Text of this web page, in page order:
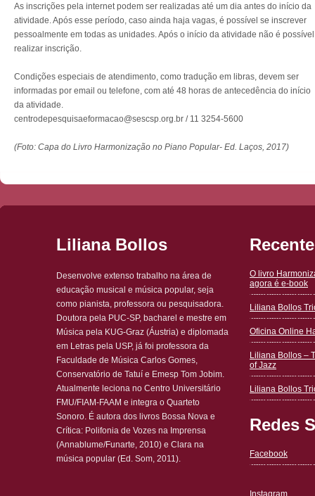
As inscrições pela internet podem ser realizadas até um dia antes do início da
atividade. Após esse período, caso ainda haja vagas, é possível se inscrever
pessoalmente em todas as unidades. Após o início da atividade não é possível
realizar inscrição.
Condições especiais de atendimento, como tradução em libras, devem ser
informadas por email ou telefone, com até 48 horas de antecedência do início
da atividade.
centrodepesquisaeformacao@sescsp.org.br / 11 3254-5600
(Foto: Capa do Livro Harmonização no Piano Popular- Ed. Laços, 2017)
Liliana Bollos
Desenvolve extenso trabalho na área de
educação musical e música popular, seja
como pianista, professora ou pesquisadora.
Doutora pela PUC-SP, bacharel e mestre em
Música pela KUG-Graz (Áustria) e diplomada
em Letras pela USP, já foi professora da
Faculdade de Música Carlos Gomes,
Conservatório de Tatuí e Emesp Tom Jobim.
Atualmente leciona no Centro Universitário
FMU/FIAM-FAAM e integra o Quarteto
Sonoro. É autora dos livros Bossa Nova e
Crítica: Polifonia de Vozes na Imprensa
(Annablume/Funarte, 2010) e Clara na
música popular (Ed. Som, 2011).
O livro
agora é e-book
Liliana Bollos
Oficina Online
Liliana Bollos –
of Jazz
Liliana Bollos
Redes
Facebook
Instagram